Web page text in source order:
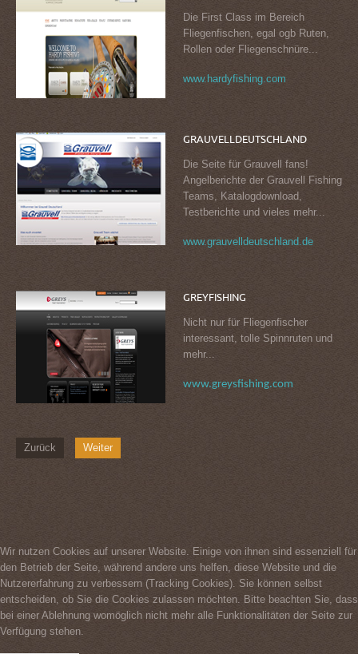
Die First Class im Bereich
Fliegenfischen, egal ogb Ruten,
Rollen oder Fliegenschnüre...
www.hardyfishing.com
GRAUVELLDEUTSCHLAND
Die Seite für Grauvell fans!
Angelberichte der Grauvell Fishing
Teams, Katalogdownload,
Testberichte und vieles mehr...
www.grauvelldeutschland.de
GREYFISHING
Nicht nur für Fliegenfischer
interessant, tolle Spinnruten und
mehr...
www.greysfishing.com
Zurück Weiter
Wir nutzen Cookies auf unserer Website. Einige von ihnen sind essenziell für
den Betrieb der Seite, während andere uns helfen, diese Website und die
Nutzererfahrung zu verbessern (Tracking Cookies). Sie können selbst
entscheiden, ob Sie die Cookies zulassen möchten. Bitte beachten Sie, dass
bei einer Ablehnung womöglich nicht mehr alle Funktionalitäten der Seite zur
Verfügung stehen.